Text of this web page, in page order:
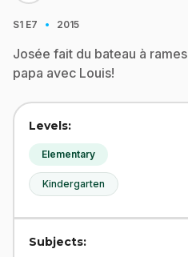
S1 E7 · 2015
Josée fait du bateau à
papa avec Louis!
Levels:
Elementary
Kindergarten
Subjects: